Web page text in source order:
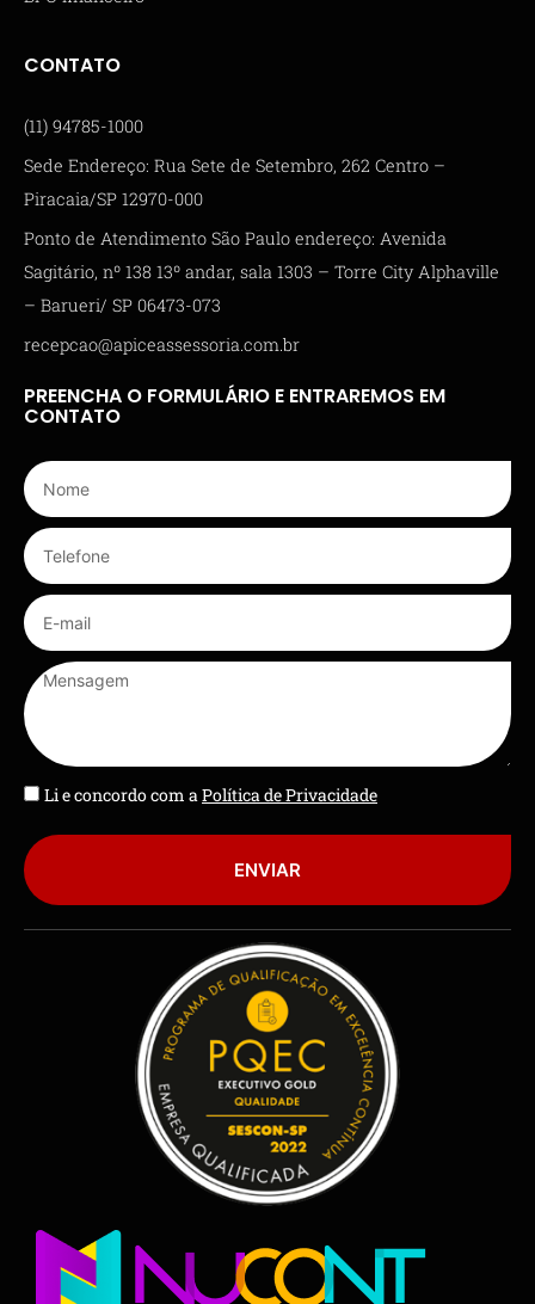
CONTATO
(11) 94785-1000
Sede Endereço: Rua Sete de Setembro, 262 Centro –
Piracaia/SP 12970-000
Ponto de Atendimento São Paulo endereço: Avenida
Sagitário, nº 138 13º andar, sala 1303 – Torre City Alphaville
– Barueri/ SP 06473-073
recepcao@apiceassessoria.com.br
PREENCHA O FORMULÁRIO E ENTRAREMOS EM
CONTATO
Li e concordo com aPolítica de Privacidade
ENVIAR